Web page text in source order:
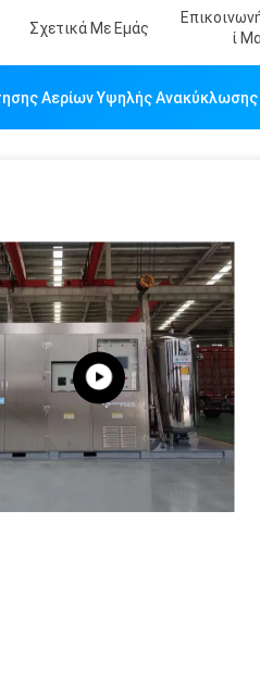
Σχετικά Με Εμάς
Ί
Αερίων Υψηλής Ανακύκλωσης